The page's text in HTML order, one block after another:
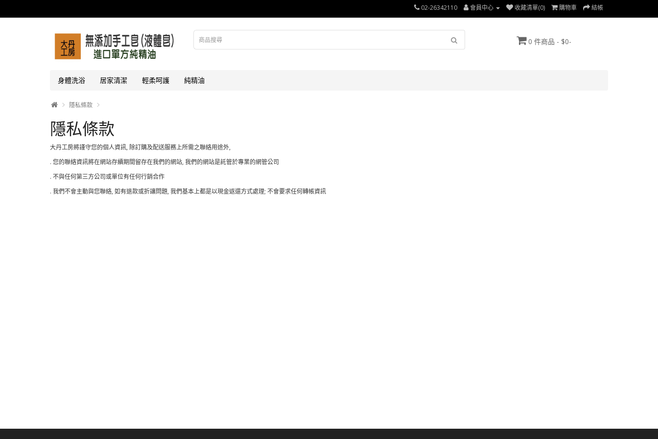
02-26342110 會員中心 收藏清單(0) 購物車 結帳
0 件商品 - $0-
身體洗浴 居家清潔 輕柔呵護 純精油
隱私條款
隱私條款
大丹工房將謹守您的個人資訊, 除訂購及配送服務上所需之聯絡用途外,
. 您的聯絡資訊將在網站存續期間留存在我們的網站, 我們的網站是託管於專業的網管公司
. 不與任何第三方公司或單位有任何行銷合作
. 我們不會主動與您聯絡, 如有退款或折讓問題, 我們基本上都是以現金返還方式處理; 不會要求任何轉帳資訊